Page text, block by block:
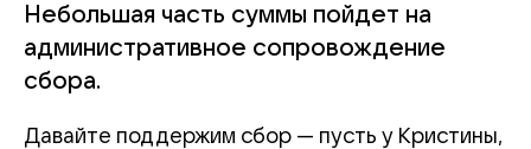
Небольшая часть суммы пойдет на
административное сопровождение
сбора.
Давайте поддержим сбор — пусть у Кристины,